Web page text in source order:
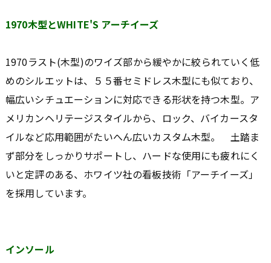
1970木型とWHITE'S アーチイーズ
1970ラスト(木型)のワイズ部から緩やかに絞られていく低
めのシルエットは、５５番セミドレス木型にも似ており、
幅広いシチュエーションに対応できる形状を持つ木型。ア
メリカンヘリテージスタイルから、ロック、バイカースタ
イルなど応用範囲がたいへん広いカスタム木型。 土踏ま
ず部分をしっかりサポートし、ハードな使用にも疲れにく
いと定評のある、ホワイツ社の看板技術「アーチイーズ」
を採用しています。
インソール